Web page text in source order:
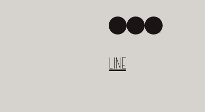
Facebook InstagramX
LINE